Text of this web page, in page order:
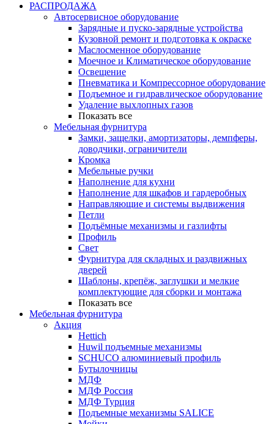
РАСПРОДАЖА
Автосервисное оборудование
Зарядные и пуско-зарядные устройства
Кузовной ремонт и подготовка к окраске
Маслосменное оборудование
Моечное и Климатическое оборудование
Освещение
Пневматика и Компрессорное оборудование
Подъемное и гидравлическое оборудование
Удаление выхлопных газов
Показать все
Мебельная фурнитура
Замки, защелки, амортизаторы, демпферы,
доводчики, ограничители
Кромка
Мебельные ручки
Наполнение для кухни
Наполнение для шкафов и гардеробных
Направляющие и системы выдвижения
Петли
Подъёмные механизмы и газлифты
Профиль
Свет
Фурнитура для складных и раздвижных
дверей
Шаблоны, крепёж, заглушки и мелкие
комплектующие для сборки и монтажа
Показать все
Мебельная фурнитура
Акция
Hettich
Huwil подъемные механизмы
SCHUCO алюминиевый профиль
Бутылочницы
МДФ
МДФ Россия
МДФ Турция
Подъемные механизмы SALICE